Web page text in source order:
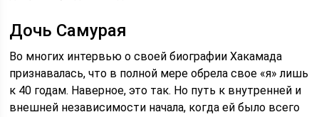
Дочь Самурая
Во многих интервью о своей биографии Хакамада
признавалась, что в полной мере обрела свое «я» лишь
к 40 годам. Наверное, это так. Но путь к внутренней и
внешней независимости начала, когда ей было всего